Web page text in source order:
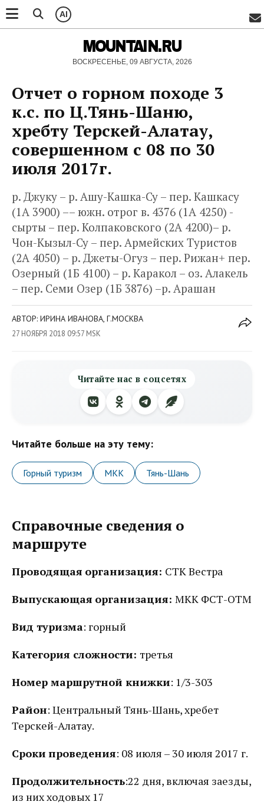
AI
MOUNTAIN.RU
ВОСКРЕСЕНЬЕ, 09 АВГУСТА, 2026
Отчет о горном походе 3
к.с. по Ц.Тянь-Шаню,
хребту Терскей-Алатау,
совершенном с 08 по 30
июля 2017г.
р. Джуку – р. Ашу-Кашка-Су – пер. Кашкасу
(1А 3900) –– южн. отрог в. 4376 (1А 4250) -
сырты – пер. Колпаковского (2А 4200)– р.
Чон-Кызыл-Су – пер. Армейских Туристов
(2А 4050) – р. Джеты-Огуз – пер. Рижан+ пер.
Озерный (1Б 4100) – р. Каракол – оз. Алакель
– пер. Семи Озер (1Б 3876) –р. Арашан
АВТОР: ИРИНА ИВАНОВА, Г.МОСКВА
27 НОЯБРЯ 2018 09:57 MSK
Читайте нас в соцсетях
Читайте больше на эту тему:
Горный туризм МКК Тянь-Шань
Справочные сведения о
маршруте
Проводящая организация: СТК Вестра
Выпускающая организация: МКК ФСТ-ОТМ
Вид туризма: горный
Категория сложности: третья
Номер маршрутной книжки: 1/3-303
Район: Центральный Тянь-Шань, хребет
Терскей-Алатау.
Сроки проведения: 08 июля – 30 июля 2017 г.
Продолжительность:22 дня, включая заезды,
из них ходовых 17